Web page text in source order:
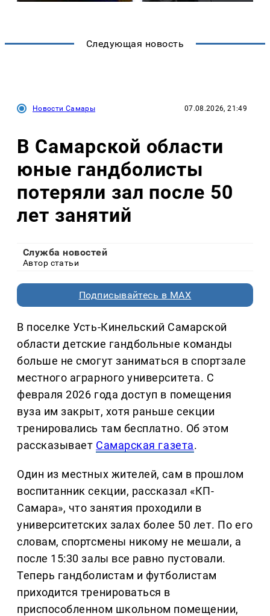
Следующая новость
Новости Самары 07.08.2026, 21:49
В Самарской области
юные гандболисты
потеряли зал после 50
лет занятий
Служба новостей
Автор статьи
Подписывайтесь в MAX
В поселке Усть-Кинельский Самарской
области детские гандбольные команды
больше не смогут заниматься в спортзале
местного аграрного университета. С
февраля 2026 года доступ в помещения
вуза им закрыт, хотя раньше секции
тренировались там бесплатно. Об этом
рассказывает Самарская газета.
Один из местных жителей, сам в прошлом
воспитанник секции, рассказал «КП-
Самара», что занятия проходили в
университетских залах более 50 лет. По его
словам, спортсмены никому не мешали, а
после 15:30 залы все равно пустовали.
Теперь гандболистам и футболистам
приходится тренироваться в
приспособленном школьном помещении,